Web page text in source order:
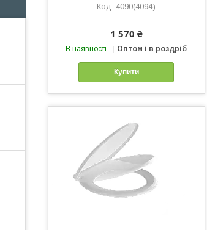
4090(4094)
1 570 ₴
В наявності Оптом і в роздріб
Купити